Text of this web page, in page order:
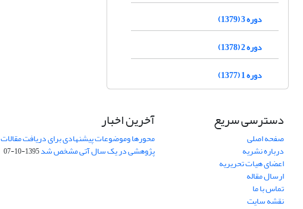
دوره 3 (1379)
دوره 2 (1378)
دوره 1 (1377)
دسترسی سریع
صفحه اصلی
درباره نشریه
اعضای هیات تحریریه
ارسال مقاله
تماس با ما
نقشه سایت
آخرین اخبار
محورها وموضوعات پیشنهادی برای دریافت مقالات
پژوهشی در یک سال آتی مشخص شد1395-10-07